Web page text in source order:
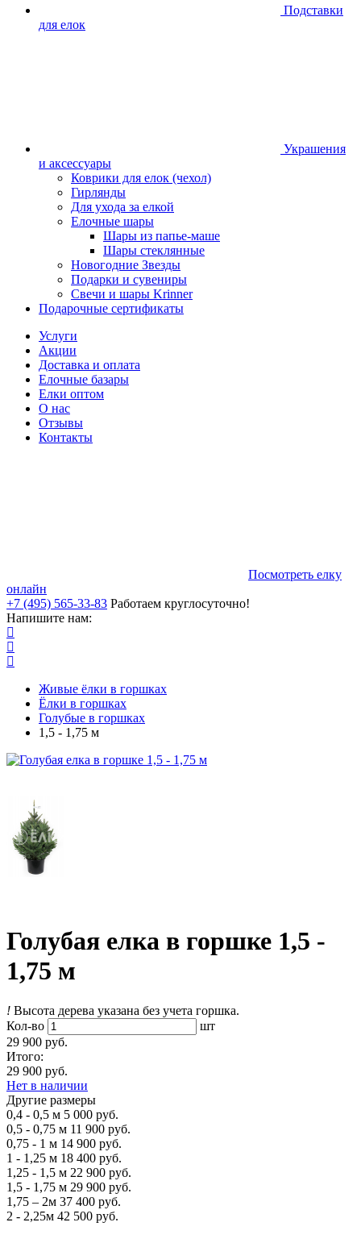
Подставки
для елок
Украшения
и аксессуары
Коврики для елок (чехол)
Гирлянды
Для ухода за елкой
Елочные шары
Шары из папье-маше
Шары стеклянные
Новогодние Звезды
Подарки и сувениры
Свечи и шары Krinner
Подарочные сертификаты
Услуги
Акции
Доставка и оплата
Елочные базары
Елки оптом
О нас
Отзывы
Контакты
Посмотреть елку
онлайн
+7 (495) 565-33-83 Работаем круглосуточно!
Напишите нам:
Живые ёлки в горшках
Ёлки в горшках
Голубые в горшках
1,5 - 1,75 м
Голубая елка в горшке 1,5 -
1,75 м
! Высота дерева указана без учета горшка.
Кол-во
шт
29 900 руб.
Итого:
29 900 руб.
Нет в наличии
Другие размеры
0,4 - 0,5 м 5 000 руб.
0,5 - 0,75 м 11 900 руб.
0,75 - 1 м 14 900 руб.
1 - 1,25 м 18 400 руб.
1,25 - 1,5 м 22 900 руб.
1,5 - 1,75 м 29 900 руб.
1,75 – 2м 37 400 руб.
2 - 2,25м 42 500 руб.